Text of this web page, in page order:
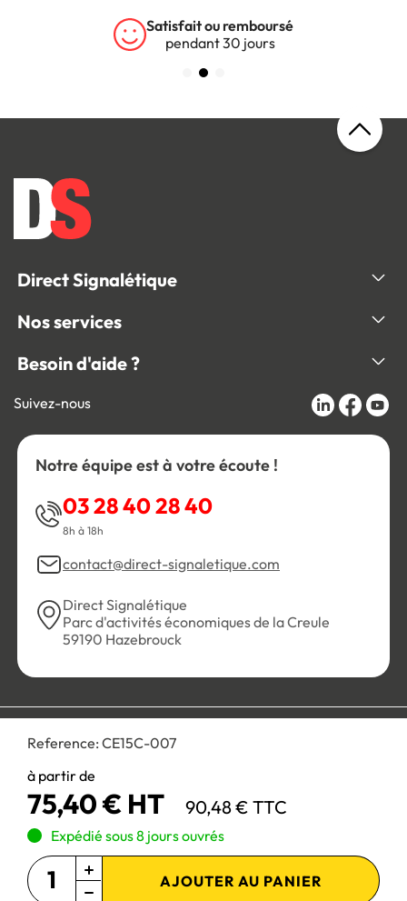
Reference: CE15C-007
à partir de
75,40 € HT 90,48 € TTC
Expédié sous 8 jours ouvrés
AJOUTER AU PANIER
Satisfait ou remboursé
pendant 30 jours
Direct Signalétique
Nos services
Besoin d'aide ?
Suivez-nous
Notre équipe est à votre écoute !
03 28 40 28 40
8h à 18h
contact@direct-signaletique.com
Direct Signalétique
Parc d'activités économiques de la Creule
59190 Hazebrouck
Personnaliser les cookies
Paiement 100% sécurisé :
Site réservé aux professionnels